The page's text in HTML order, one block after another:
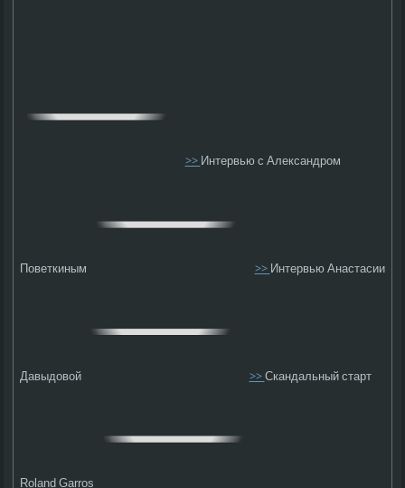
>>Интервью с Александром
Поветкиным >>Интервью Анастасии
Давыдовой >>Скандальный старт